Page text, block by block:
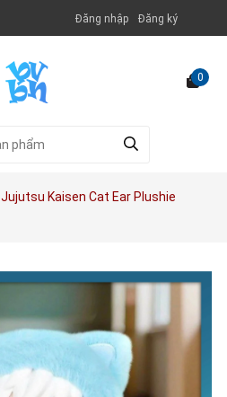
Đăng nhập Đăng ký
0
Jujutsu Kaisen Cat Ear Plushie